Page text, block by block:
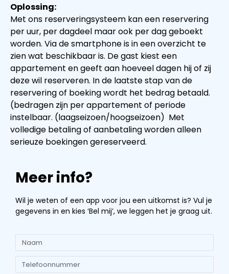
Oplossing:
Met ons reserveringsysteem kan een reservering
per uur, per dagdeel maar ook per dag geboekt
worden. Via de smartphone is in een overzicht te
zien wat beschikbaar is. De gast kiest een
appartement en geeft aan hoeveel dagen hij of zij
deze wil reserveren. In de laatste stap van de
reservering of boeking wordt het bedrag betaald.
(bedragen zijn per appartement of periode
instelbaar. (laagseizoen/hoogseizoen) Met
volledige betaling of aanbetaling worden alleen
serieuze boekingen gereserveerd.
Meer info?
Wil je weten of een app voor jou een uitkomst is? Vul je
gegevens in en kies ‘Bel mij’, we leggen het je graag uit.